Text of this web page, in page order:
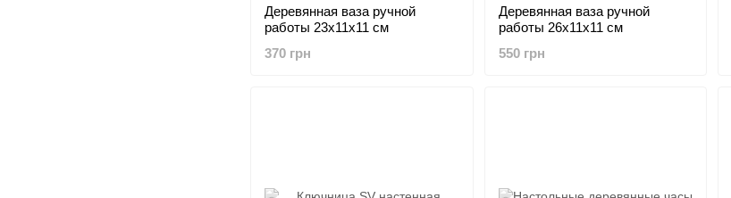
Деревянная ваза ручной
работы 23х11х11 см
370 грн
Деревянная ваза ручной
работы 26х11х11 см
550 грн